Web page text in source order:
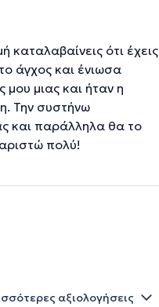
καταλαβαίνεις ότι έχεις
άγχος και ένιωσα
μου μιας και ήταν η
Την συστήνω
και παράλληλα θα το
πολύ!
αξιολογήσεις